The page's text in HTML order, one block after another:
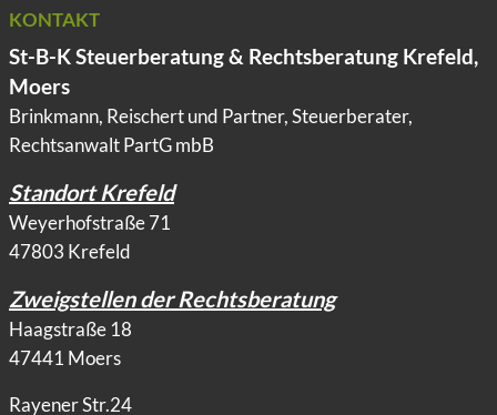
KONTAKT
St-B-K Steuerberatung & Rechtsberatung Krefeld,
Moers
Brinkmann, Reischert und Partner, Steuerberater,
Rechtsanwalt PartG mbB
Standort Krefeld
Weyerhofstraße 71
47803 Krefeld
Zweigstellen der Rechtsberatung
Haagstraße 18
47441 Moers
Rayener Str.24